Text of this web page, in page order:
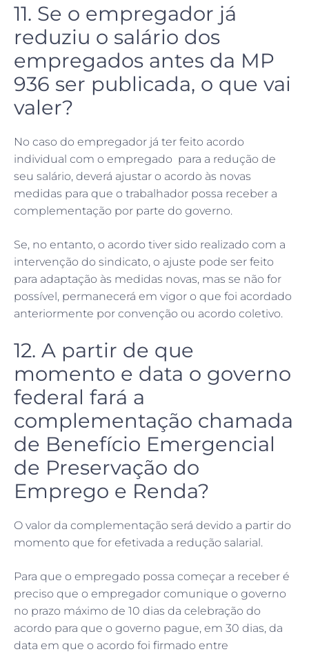
11. Se o empregador já
reduziu o salário dos
empregados antes da MP
936 ser publicada, o que vai
valer?
No caso do empregador já ter feito acordo
individual com o empregado para a redução de
seu salário, deverá ajustar o acordo às novas
medidas para que o trabalhador possa receber a
complementação por parte do governo.
Se, no entanto, o acordo tiver sido realizado com a
intervenção do sindicato, o ajuste pode ser feito
para adaptação às medidas novas, mas se não for
possível, permanecerá em vigor o que foi acordado
anteriormente por convenção ou acordo coletivo.
12. A partir de que
momento e data o governo
federal fará a
complementação chamada
de Benefício Emergencial
de Preservação do
Emprego e Renda?
O valor da complementação será devido a partir do
momento que for efetivada a redução salarial.
Para que o empregado possa começar a receber é
preciso que o empregador comunique o governo
no prazo máximo de 10 dias da celebração do
acordo para que o governo pague, em 30 dias, da
data em que o acordo foi firmado entre